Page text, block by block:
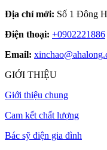
Địa chỉ mới: Số 1 Đông
Điện thoại: +0902221886
Email:
GIỚI THIỆU
Giới thiệu chung
Cam kết chất lượng
Bác sỹ điện gia đình